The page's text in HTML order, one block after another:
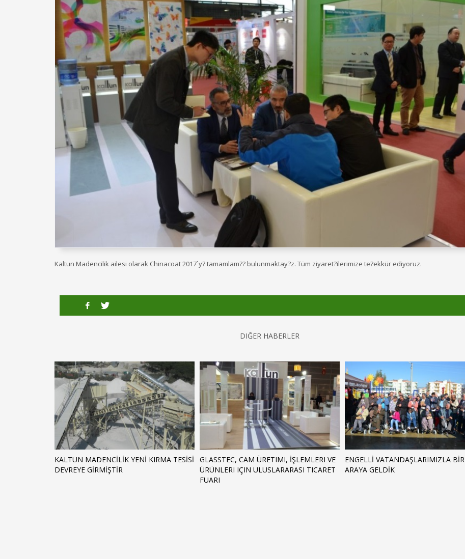
Kaltun Madencilik ailesi olarak Chinacoat 2017`y? tamamlam?? bulunmaktay?z. Tüm ziyaret?ilerimize te?ekkür ediyoruz.
DIĞER HABERLER
KALTUN MADENCİLİK YENİ KIRMA TESİSİ
DEVREYE GİRMİŞTİR
GLASSTEC, CAM ÜRETIMI, İŞLEMLERI VE
ÜRÜNLERI IÇIN ULUSLARARASI TICARET
FUARI
ENGELLİ VATANDAŞLARIMIZLA BİR
ARAYA GELDİK